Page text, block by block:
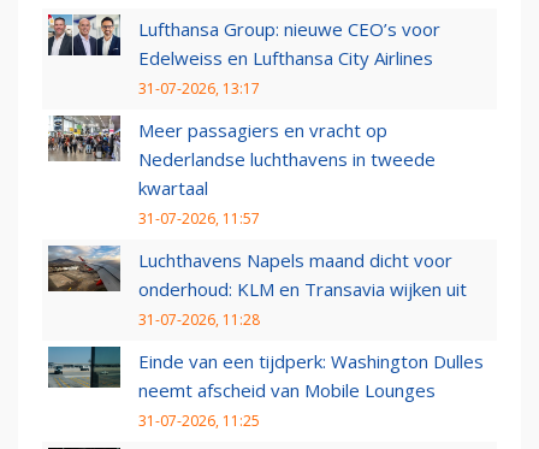
Lufthansa Group: nieuwe CEO’s voor
Edelweiss en Lufthansa City Airlines
31-07-2026, 13:17
Meer passagiers en vracht op
Nederlandse luchthavens in tweede
kwartaal
31-07-2026, 11:57
Luchthavens Napels maand dicht voor
onderhoud: KLM en Transavia wijken uit
31-07-2026, 11:28
Einde van een tijdperk: Washington Dulles
neemt afscheid van Mobile Lounges
31-07-2026, 11:25